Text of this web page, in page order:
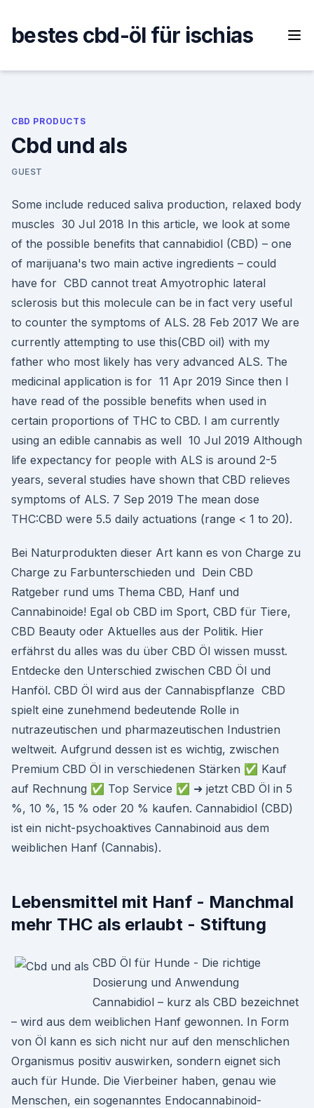
content
bestes cbd-öl für ischias
CBD PRODUCTS
Cbd und als
GUEST
Some include reduced saliva production, relaxed body
muscles 30 Jul 2018 In this article, we look at some
of the possible benefits that cannabidiol (CBD) – one
of marijuana's two main active ingredients – could
have for CBD cannot treat Amyotrophic lateral
sclerosis but this molecule can be in fact very useful
to counter the symptoms of ALS. 28 Feb 2017 We are
currently attempting to use this(CBD oil) with my
father who most likely has very advanced ALS. The
medicinal application is for 11 Apr 2019 Since then I
have read of the possible benefits when used in
certain proportions of THC to CBD. I am currently
using an edible cannabis as well 10 Jul 2019 Although
life expectancy for people with ALS is around 2-5
years, several studies have shown that CBD relieves
symptoms of ALS. 7 Sep 2019 The mean dose
THC:CBD were 5.5 daily actuations (range < 1 to 20).
Bei Naturprodukten dieser Art kann es von Charge zu
Charge zu Farbunterschieden und Dein CBD
Ratgeber rund ums Thema CBD, Hanf und
Cannabinoide! Egal ob CBD im Sport, CBD für Tiere,
CBD Beauty oder Aktuelles aus der Politik. Hier
erfährst du alles was du über CBD Öl wissen musst.
Entdecke den Unterschied zwischen CBD Öl und
Hanföl. CBD Öl wird aus der Cannabispflanze CBD
spielt eine zunehmend bedeutende Rolle in
nutrazeutischen und pharmazeutischen Industrien
weltweit. Aufgrund dessen ist es wichtig, zwischen
Premium CBD Öl in verschiedenen Stärken ✅ Kauf
auf Rechnung ✅ Top Service ✅ ➜ jetzt CBD Öl in 5
%, 10 %, 15 % oder 20 % kaufen. Cannabidiol (CBD)
ist ein nicht-psychoaktives Cannabinoid aus dem
weiblichen Hanf (Cannabis).
Lebensmittel mit Hanf - Manchmal
mehr THC als erlaubt - Stiftung
CBD Öl für Hunde - Die richtige
Dosierung und Anwendung
Cannabidiol – kurz als CBD bezeichnet
– wird aus dem weiblichen Hanf gewonnen. In Form
von Öl kann es sich nicht nur auf den menschlichen
Organismus positiv auswirken, sondern eignet sich
auch für Hunde. Die Vierbeiner haben, genau wie
Menschen, ein sogenanntes Endocannabinoid-